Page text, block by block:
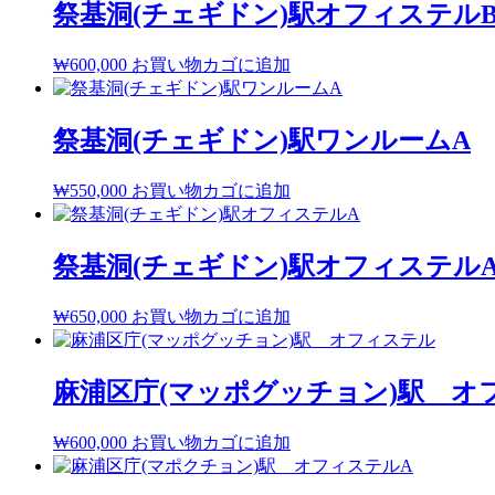
祭基洞(チェギドン)駅オフィステル
₩600,000 お買い物カゴに追加
祭基洞(チェギドン)駅ワンルームA
₩550,000 お買い物カゴに追加
祭基洞(チェギドン)駅オフィステル
₩650,000 お買い物カゴに追加
麻浦区庁(マッポグッチョン)駅 オ
₩600,000 お買い物カゴに追加